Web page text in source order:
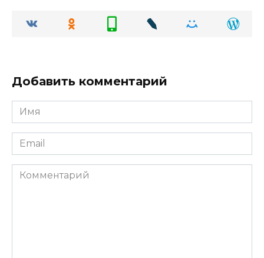
Добавить комментарий
Имя
Email
Комментарий